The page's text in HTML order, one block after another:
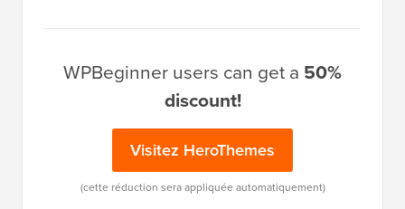
WPBeginner users can get a 50%
discount!
Visitez HeroThemes
(cette réduction sera appliquée automatiquement)